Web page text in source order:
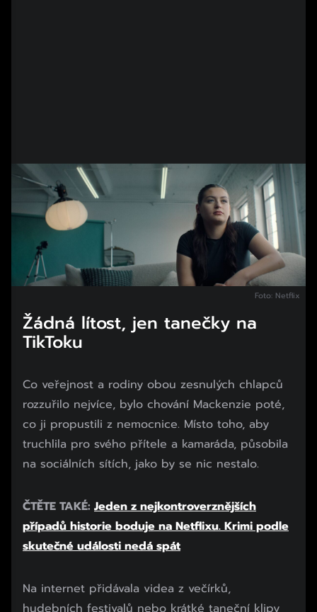
Foto: Netflix
Žádná lítost, jen tanečky na
TikToku
Co veřejnost a rodiny obou zesnulých chlapců
rozzuřilo nejvíce, bylo chování Mackenzie poté,
co ji propustili z nemocnice. Místo toho, aby
truchlila pro svého přítele a kamaráda, působila
na sociálních sítích, jako by se nic nestalo.
ČTĚTE TAKÉ: Jeden z nejkontroverznějších
případů historie boduje na Netflixu. Krimi podle
skutečné události nedá spát
Na internet přidávala videa z večírků,